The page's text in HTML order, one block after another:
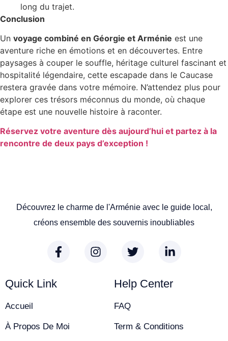
long du trajet.
Conclusion
Un voyage combiné en Géorgie et Arménie est une
aventure riche en émotions et en découvertes. Entre
paysages à couper le souffle, héritage culturel fascinant et
hospitalité légendaire, cette escapade dans le Caucase
restera gravée dans votre mémoire. N’attendez plus pour
explorer ces trésors méconnus du monde, où chaque
étape est une nouvelle histoire à raconter.
Réservez votre aventure dès aujourd’hui et partez à la
rencontre de deux pays d’exception !
Découvrez le charme de l'Arménie avec le guide local,
créons ensemble des souvernis inoubliables
Quick Link
Accueil
À Propos De Moi
Help Center
FAQ
Term & Conditions